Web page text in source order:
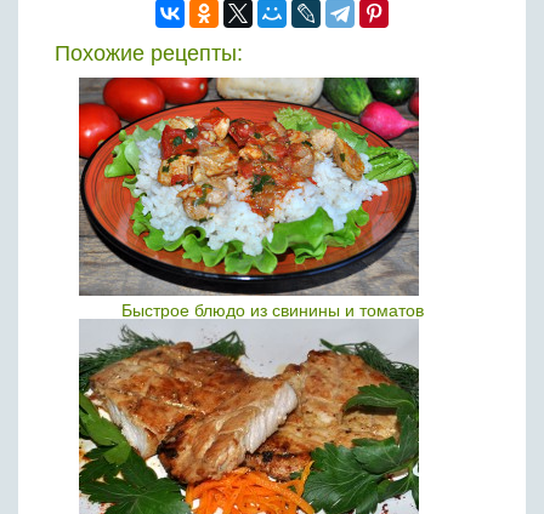
Похожие рецепты:
Быстрое блюдо из свинины и томатов